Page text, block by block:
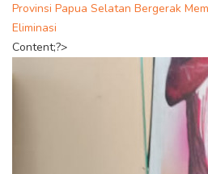
Provinsi Papua Selatan Bergerak
Eliminasi
Content;?>